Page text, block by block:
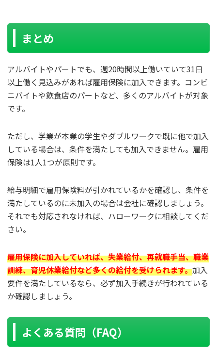
まとめ
アルバイトやパートでも、週20時間以上働いていて31日
以上働く見込みがあれば雇用保険に加入できます。コンビ
ニバイトや飲食店のパートなど、多くのアルバイトが対象
です。
ただし、学業が本業の学生やダブルワークで既に他で加入
している場合は、条件を満たしても加入できません。雇用
保険は1人1つが原則です。
給与明細で雇用保険料が引かれているかを確認し、条件を
満たしているのに未加入の場合は会社に確認しましょう。
それでも対応されなければ、ハローワークに相談してくだ
さい。
雇用保険に加入していれば、失業給付、再就職手当、職業
訓練、育児休業給付など多くの給付を受けられます。加入
要件を満たしているなら、必ず加入手続きが行われている
か確認しましょう。
よくある質問（FAQ）